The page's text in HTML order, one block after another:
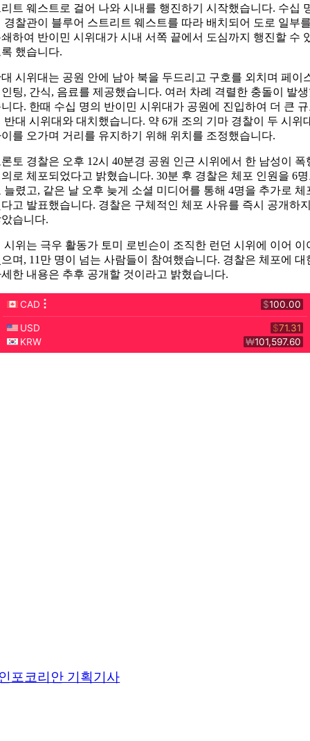
트 웨스트로 걸어 나와 시내를 행진하기 시작했습니다. 수십
경찰관이 블루어 스트리트 웨스트를 따라 배치되어 도로 일부
하여 반이민 시위대가 시내 서쪽 끝에서 도심까지 행진할 수
했습니다.
시위대는 공원 안에 남아 북을 두드리고 구호를 외치며 페이
팅, 간식, 음료를 제공했습니다. 여러 차례 격렬한 충돌이 발
다. 한때 수십 명의 반이민 시위대가 공원에 진입하여 더 큰
반대 시위대와 대치했습니다. 약 6개 조의 기마 경찰이 두 시위
를 오가며 거리를 유지하기 위해 위치를 조정했습니다.
토 경찰은 오후 12시 40분경 공원 인근 시위에서 한 남성이 폭
로 체포되었다고 밝혔습니다. 30분 후 경찰은 체포 인원을 6
늘렸고, 같은 날 오후 늦게 소셜 미디어를 통해 4명을 추가로 체
고 발표했습니다. 경찰은 구체적인 체포 사유를 즉시 공개하
습니다.
시위는 극우 활동가 토미 로빈슨이 조직한 런던 시위에 이어 이
며, 11만 명이 넘는 사람들이 참여했습니다. 경찰은 체포에 대
한 내용은 추후 공개할 것이라고 밝혔습니다.
포코리안 기획기사